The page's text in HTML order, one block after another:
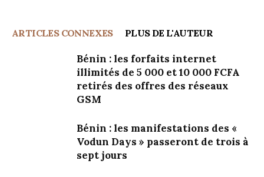
ARTICLES CONNEXES PLUS DE L'AUTEUR
Bénin : les forfaits internet
illimités de 5 000 et 10 000 FCFA
retirés des offres des réseaux
GSM
Bénin : les manifestations des «
Vodun Days » passeront de trois à
sept jours